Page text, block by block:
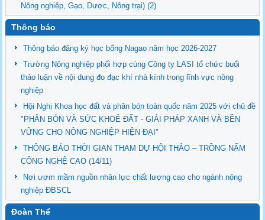
Nông nghiệp, Gạo, Dược, Nông trại) (2)
Thông báo
Thông báo đăng ký học bổng Nagao năm học 2026-2027
Trường Nông nghiệp phối hợp cùng Công ty LASI tổ chức buổi
thảo luận về nội dung đo đạc khí nhà kính trong lĩnh vực nông
nghiệp
Hội Nghị Khoa học đất và phân bón toàn quốc năm 2025 với chủ đề
"PHÂN BÓN VÀ SỨC KHOẺ ĐẤT - GIẢI PHÁP XANH VÀ BỀN
VỮNG CHO NÔNG NGHIỆP HIỆN ĐẠI"
THÔNG BÁO THỜI GIAN THAM DỰ HỘI THẢO – TRỒNG NẤM
CÔNG NGHỆ CAO (14/11)
Nơi ươm mầm nguồn nhân lực chất lượng cao cho ngành nông
nghiệp ĐBSCL
Đoàn Thể